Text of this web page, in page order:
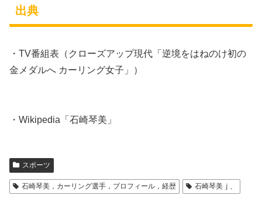
出典
・TV番組表（クローズアップ現代「逆境をはねのけ初の
金メダルへ カーリング女子」）
・Wikipedia「石崎琴美」
スポーツ
石崎琴美，カーリング選手，プロフィール，経歴 石崎琴美ｊ、